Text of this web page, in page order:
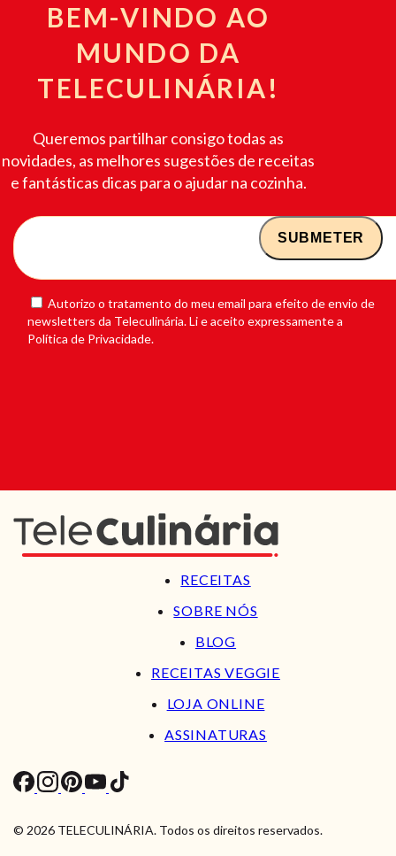
BEM-VINDO AO
MUNDO DA
TELECULINÁRIA!
Queremos partilhar consigo todas as
novidades, as melhores sugestões de receitas
e fantásticas dicas para o ajudar na cozinha.
Autorizo o tratamento do meu email para efeito de envio de
newsletters da Teleculinária. Li e aceito expressamente a
Política de Privacidade.
RECEITAS
SOBRE NÓS
BLOG
RECEITAS VEGGIE
LOJA ONLINE
ASSINATURAS
© 2026 TELECULINÁRIA. Todos os direitos reservados.